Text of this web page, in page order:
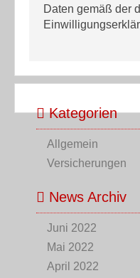
Daten gemäß der
Kategorien
Allgemein
Versicherungen
News Archiv
Juni 2022
Mai 2022
April 2022